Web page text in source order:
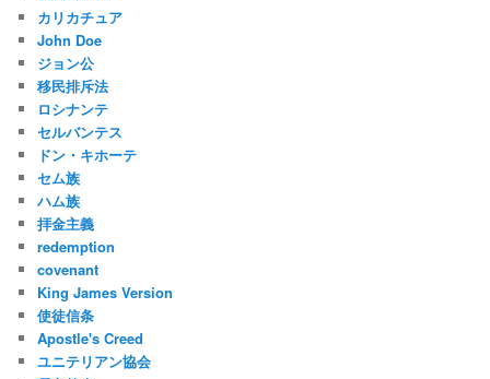
カリカチュア
John Doe
ジョン公
移民排斥法
ロシナンテ
セルバンテス
ドン・キホーテ
セム族
ハム族
拝金主義
redemption
covenant
King James Version
使徒信条
Apostle's Creed
ユニテリアン協会